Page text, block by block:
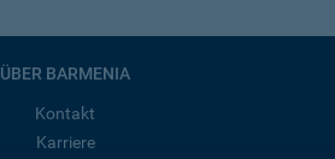
ÜBER BARMENIA
Kontakt
Karriere